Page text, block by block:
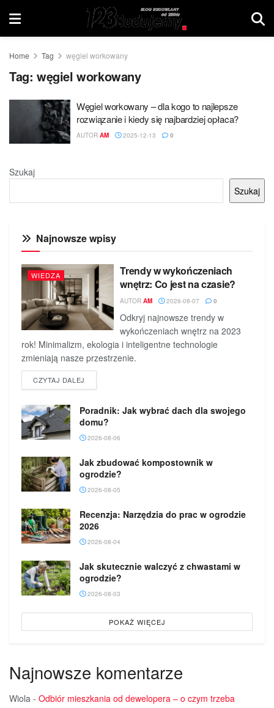
Home Tag węgiel workowany
Tag: węgiel workowany
Węgiel workowany – dla kogo to najlepsze
rozwiązanie i kiedy się najbardziej opłaca?
AUTOR AM 2025-12-13 0
Szukaj
Szukaj
Najnowsze wpisy
WIEDZA
Trendy w wykończeniach
wnętrz: Co jest na czasie?
AUTOR AM 2026-08-07 0
Odkryj najnowsze trendy w
wykończeniach wnętrz na 2023
rok! Minimalizm, ekologia i inteligentne technologie
zmieniają nasze przestrzenie.
CZYTAJ DALEJ
Poradnik: Jak wybrać dach dla swojego
domu?
2026-08-06
Jak zbudować kompostownik w
ogrodzie?
2026-08-05
Recenzja: Narzędzia do prac w ogrodzie
2026
2026-08-04
Jak skutecznie walczyć z chwastami w
ogrodzie?
2026-08-03
POKAŻ WIĘCEJ
Najnowsze komentarze
Wiola - Odbiór mieszkania od dewelopera – o czym trzeba